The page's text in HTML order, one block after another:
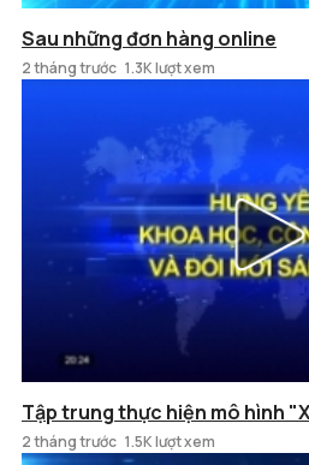
Sau những đơn hàng online
2 tháng trước 1.3K lượt xem
Tập trung thực hiện mô hình
2 tháng trước 1.5K lượt xem